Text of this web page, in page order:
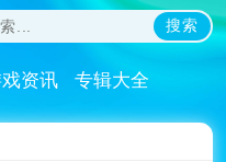
搜索
资讯 专辑大全